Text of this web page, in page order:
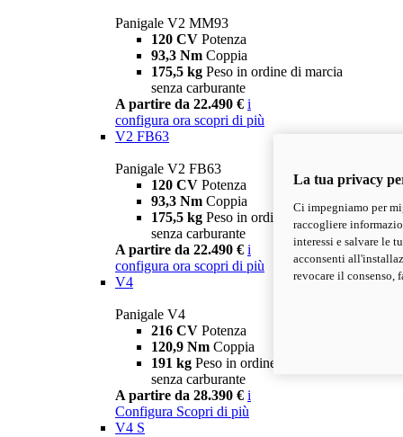
Panigale V2 MM93
120 CV Potenza
93,3 Nm Coppia
175,5 kg Peso in ordine di marcia
senza carburante
A partire da 22.490 € i
configura ora scopri di più
V2 FB63
Panigale V2 FB63
120 CV Potenza
93,3 Nm Coppia
175,5 kg Peso in ordine di marcia
senza carburante
A partire da 22.490 € i
configura ora scopri di più
V4
Panigale V4
216 CV Potenza
120,9 Nm Coppia
191 kg Peso in ordine di marcia
senza carburante
A partire da 28.390 € i
Configura Scopri di più
V4 S
La tua privacy
Ci impegniamo per
raccogliere
interessi e salvare le
acconsenti
revocare il consenso,